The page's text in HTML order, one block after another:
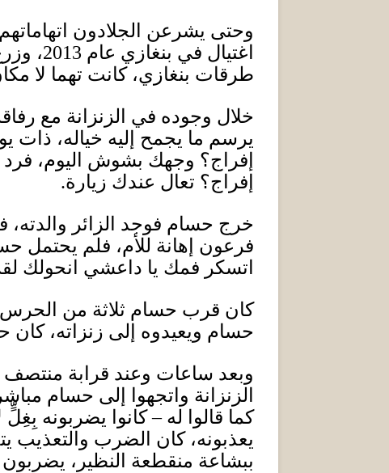
وحتى يشرعن الجلادون
اغتيال في بنغازي عام 2013،
طرقات بنغازي، كانت تهما لا
خلال وجوده في الزنزانة مع
يرسم ما يجمح إليه خياله، ذات
إفراج؟ وجهك بشوش اليوم،
إفراج؟ تعال عندك زيارة.
خرج حسام فوجد الزائر والدته،
فرعون إهانة للأم، فلم يحتمل
اتسكر فمك يا داعشي انحولك
كان قرب حسام ثلاثة من الحرس
حسام ويعيدوه إلى زنزاته، كان
وبعد ساعات وعند قرابة
الزنزانة واتجهوا إلى حسام
كما قالوا له – كانوا يضربونه
يعذبونه، كان الضرب والتعذيب
ببشاعة منقطعة النظير،